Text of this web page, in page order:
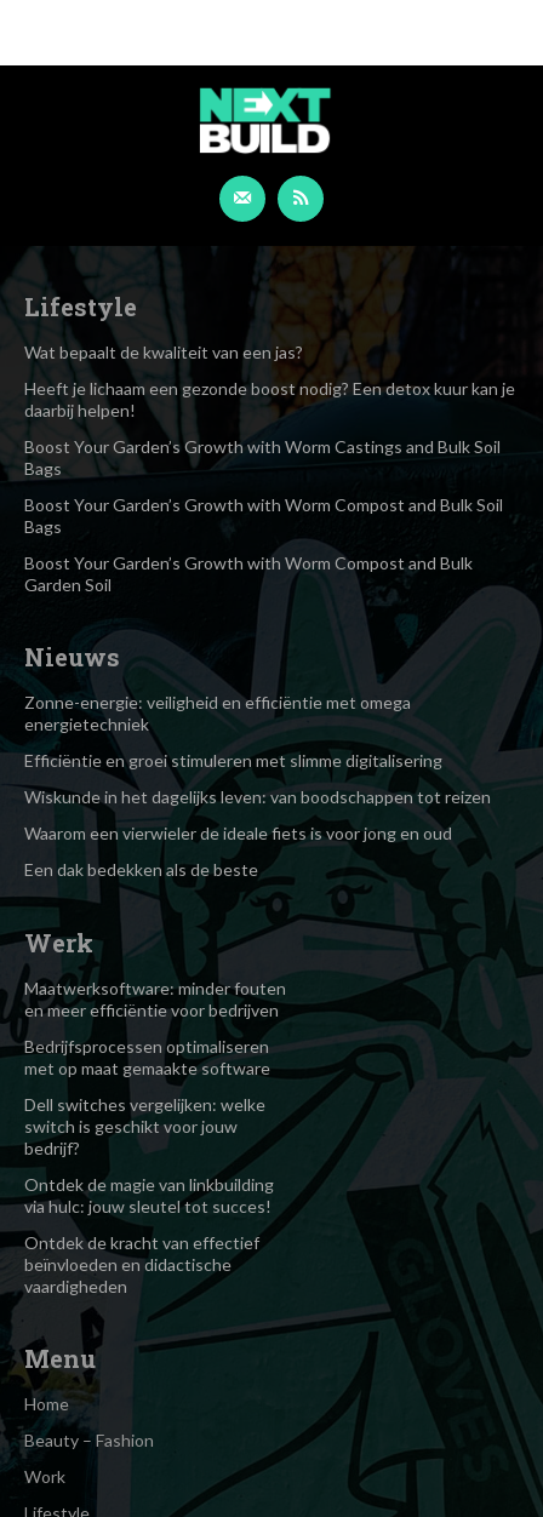
Lifestyle
Wat bepaalt de kwaliteit van een jas?
Heeft je lichaam een gezonde boost nodig? Een detox kuur kan je
daarbij helpen!
Boost Your Garden’s Growth with Worm Castings and Bulk Soil
Bags
Boost Your Garden’s Growth with Worm Compost and Bulk Soil
Bags
Boost Your Garden’s Growth with Worm Compost and Bulk
Garden Soil
Nieuws
Zonne-energie: veiligheid en efficiëntie met omega
energietechniek
Efficiëntie en groei stimuleren met slimme digitalisering
Wiskunde in het dagelijks leven: van boodschappen tot reizen
Waarom een vierwieler de ideale fiets is voor jong en oud
Een dak bedekken als de beste
Werk
Maatwerksoftware: minder fouten
en meer efficiëntie voor bedrijven
Bedrijfsprocessen optimaliseren
met op maat gemaakte software
Dell switches vergelijken: welke
switch is geschikt voor jouw
bedrijf?
Ontdek de magie van linkbuilding
via hulc: jouw sleutel tot succes!
Ontdek de kracht van effectief
beïnvloeden en didactische
vaardigheden
Menu
Home
Beauty – Fashion
Work